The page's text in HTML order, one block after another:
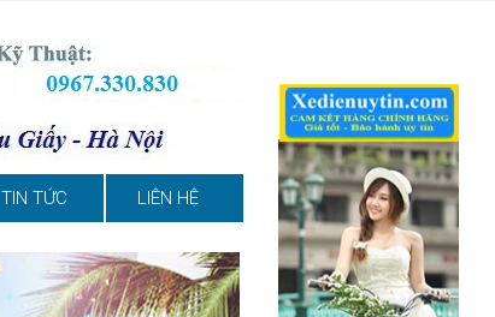
TIN TỨC LIÊN HỆ